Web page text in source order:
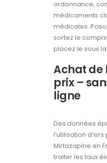
ordonnance,
médicaments
médicales.
sortez le
placez le sous
Achat de
prix –
ligne
Des données
l’utilisation
Mirtazapine en
traiter les taux